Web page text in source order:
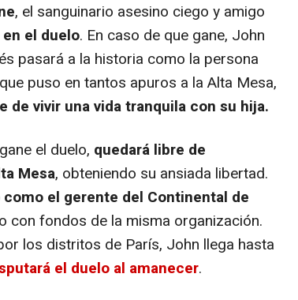
, el sanguinario asesino ciego y amigo
el duelo. En caso de que gane, John
pasará a la historia como la persona
puso en tantos apuros a la Alta Mesa,
de vivir una vida tranquila con su hija.
el duelo, quedará libre de
Mesa, obteniendo su ansiada libertad.
el gerente del Continental de
con fondos de la misma organización.
los distritos de París, John llega hasta
el duelo al amanecer.